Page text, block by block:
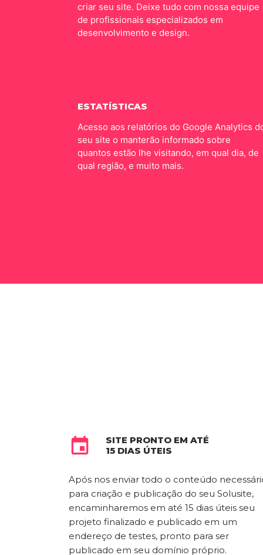
criar seu site. Deixe tudo com nossa equipe
de profissionais especializados em
desenvolvimento e design.
ESTATÍSTICAS
Acesso aos relatórios do Google Analytics
seu site o manterão informado sobre
quantos estão lhe visitando, em qual dia, de
qual região, e muito mais.

SITE PRONTO EM ATÉ
15 DIAS ÚTEIS
Após nos enviar todo o conteúdo
para criação e publicação do seu Solusite,
encaminharemos em até 15 dias úteis seu
projeto finalizado e publicado em um
endereço de testes, pronto para ser
publicado em seu domínio próprio.